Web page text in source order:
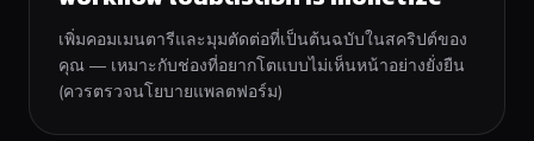
เพิ่มคอมเมนตารีและมุมตัดต่อที่เป็นต้นฉบับในสคริปต์ของ
คุณ — เหมาะกับช่องที่อยากโตแบบไม่เห็นหน้าอย่างยั่งยืน
(ควรตรวจนโยบายแพลตฟอร์ม)